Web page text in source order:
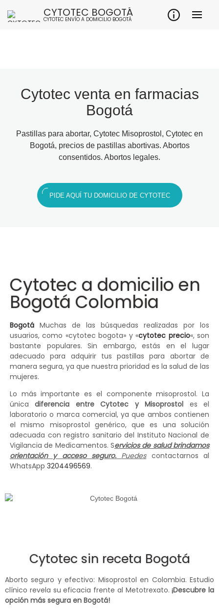
CYTOTEC BOGOTÁ
CYTOTEC ENVÍO A DOMICILIO BOGOTÁ
Cytotec venta en farmacias
Bogotá
Pastillas para abortar, Cytotec Misoprostol, Cytotec en
Bogotá, precios de pastillas abortivas. Abortos
consentidos. Abortos legales.
PIDE AQUÍ TU DOMICILIO DE CYTOTEC
Cytotec a domicilio en
Bogotá Colombia
Bogotá Muchas de las búsquedas realizadas por los
usuarios, como «cytotec bogota» y «cytotec precio«, son
bastante populares. Sin embargo, estás en el lugar
adecuado para adquirir tus pastillas para abortar de
manera segura, ya que nuestra prioridad es la salud de las
mujeres.
Lo más importante es el componente misoprostol. La
únicadiferencia entre Cytotec y Misoprostol es el
laboratorio o marca comercial, ya que ambos contienen
el mismo misoprostol genérico, que es una solución
adecuada con registro sanitario del Instituto Nacional de
Vigilancia de Medicamentos. Servicios de salud brindamos
orientación y acceso seguro. Puedescontactarnos al
WhatsApp 3204496569.
Cytotec sin receta Bogotá
Aborto seguro y efectivo: Misoprostol en Colombia. Estudio
clínico revela su eficacia frente al Metotrexato.¡Descubre la
opción más segura en Bogotá!